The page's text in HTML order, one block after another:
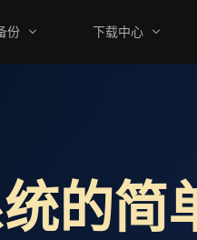
份 下载中心
的简